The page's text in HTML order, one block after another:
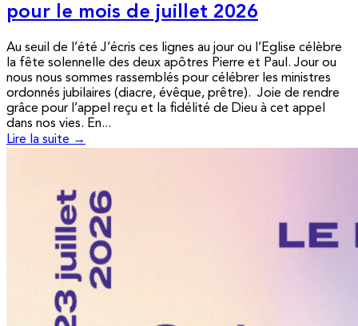
pour le mois de juillet 2026
Au seuil de l’été J’écris ces lignes au jour ou l’Eglise célèbre
la fête solennelle des deux apôtres Pierre et Paul. Jour ou
nous nous sommes rassemblés pour célébrer les ministres
ordonnés jubilaires (diacre, évêque, prêtre). Joie de rendre
grâce pour l’appel reçu et la fidélité de Dieu à cet appel
dans nos vies. En...
Lire la suite →